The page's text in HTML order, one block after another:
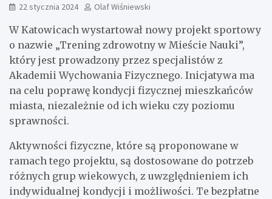
22 stycznia 2024 Olaf Wiśniewski
W Katowicach wystartował nowy projekt sportowy
o nazwie „Trening zdrowotny w Mieście Nauki”,
który jest prowadzony przez specjalistów z
Akademii Wychowania Fizycznego. Inicjatywa ma
na celu poprawę kondycji fizycznej mieszkańców
miasta, niezależnie od ich wieku czy poziomu
sprawności.
Aktywności fizyczne, które są proponowane w
ramach tego projektu, są dostosowane do potrzeb
różnych grup wiekowych, z uwzględnieniem ich
indywidualnej kondycji i możliwości. Te bezpłatne